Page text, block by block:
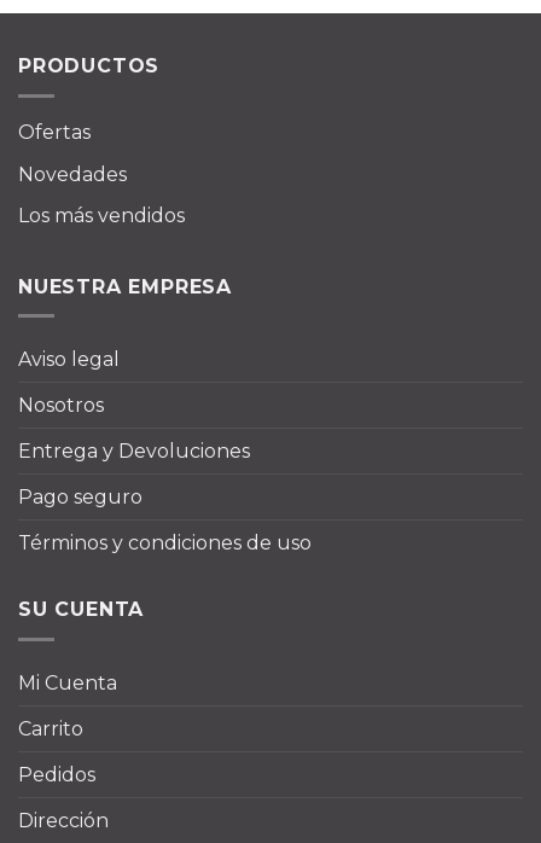
PRODUCTOS
Ofertas
Novedades
Los más vendidos
NUESTRA EMPRESA
Aviso legal
Nosotros
Entrega y Devoluciones
Pago seguro
Términos y condiciones de uso
SU CUENTA
Mi Cuenta
Carrito
Pedidos
Dirección